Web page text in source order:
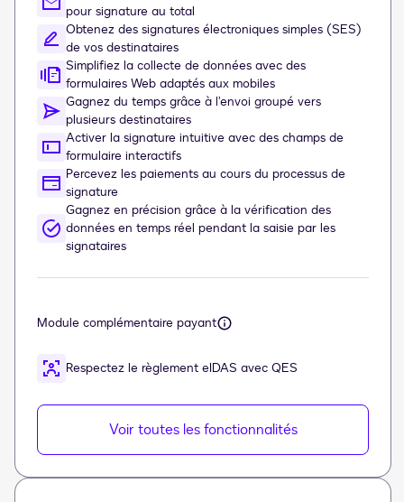
pour signature au total
Obtenez des signatures électroniques simples (SES)
de vos destinataires
Simplifiez la collecte de données avec des
formulaires Web adaptés aux mobiles
Gagnez du temps grâce à l’envoi groupé vers
plusieurs destinataires
Activer la signature intuitive avec des champs de
formulaire interactifs
Percevez les paiements au cours du processus de
signature
Gagnez en précision grâce à la vérification des
données en temps réel pendant la saisie par les
signataires
Module complémentaire payant
Respectez le règlement eIDAS avec QES
Voir toutes les fonctionnalités